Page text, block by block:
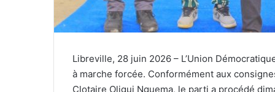
Libreville, 28 juin 2026 – L’Union
à marche forcée. Conformément aux
Clotaire Oligui Nguema, le parti a procédé